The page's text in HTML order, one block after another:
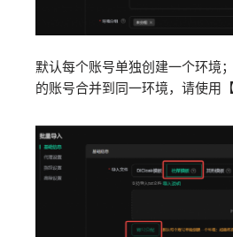
默认每个账号单独创建一个环境
的账号合并到同一环境，请使用【